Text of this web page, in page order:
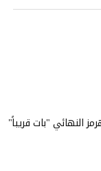
النهائي "بات قريباً"